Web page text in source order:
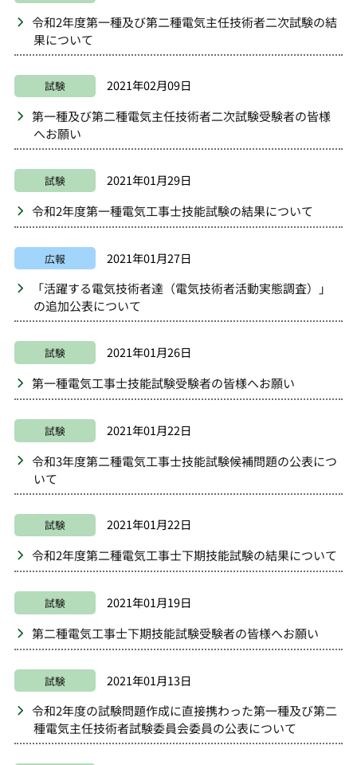
令和2年度第一種及び第二種電気主任技術者二次試験の結
果について
試験
2021年02月09日
第一種及び第二種電気主任技術者二次試験受験者の皆様
へお願い
試験
2021年01月29日
令和2年度第一種電気工事士技能試験の結果について
広報
2021年01月27日
「活躍する電気技術者達（電気技術者活動実態調査）」
の追加公表について
試験
2021年01月26日
第一種電気工事士技能試験受験者の皆様へお願い
試験
2021年01月22日
令和3年度第二種電気工事士技能試験候補問題の公表につ
いて
試験
2021年01月22日
令和2年度第二種電気工事士下期技能試験の結果について
試験
2021年01月19日
第二種電気工事士下期技能試験受験者の皆様へお願い
試験
2021年01月13日
令和2年度の試験問題作成に直接携わった第一種及び第二
種電気主任技術者試験委員会委員の公表について